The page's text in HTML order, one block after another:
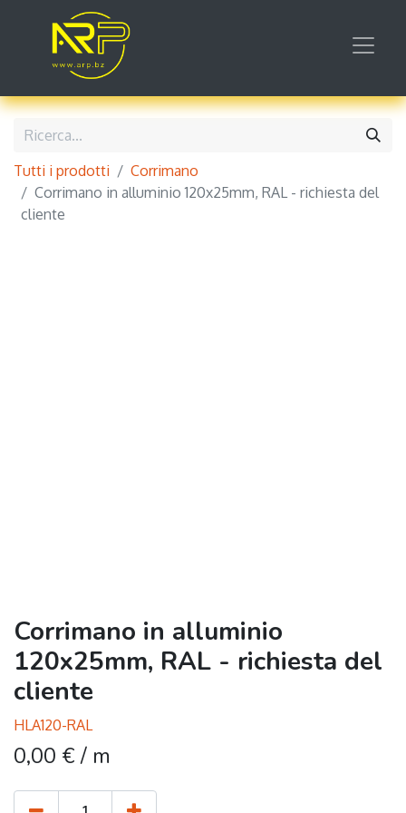
Tutti i prodotti
Corrimano
Corrimano in alluminio 120x25mm, RAL - richiesta del
cliente
Corrimano in alluminio
120x25mm, RAL - richiesta del
cliente
HLA120-RAL
0,00 € / m